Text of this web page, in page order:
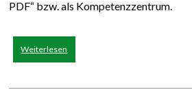
PDF“ bzw. als Kompetenzzentrum.
Weiterlesen